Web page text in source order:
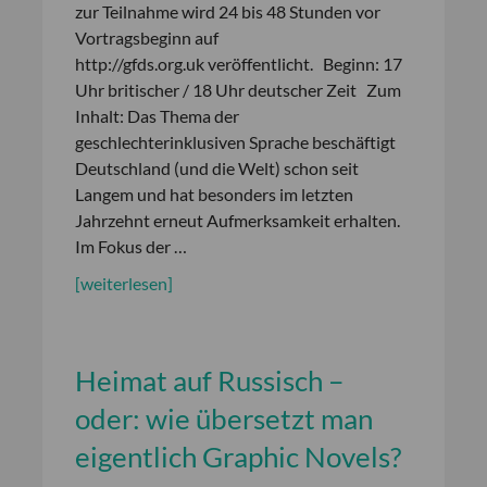
zur Teilnahme wird 24 bis 48 Stunden vor
Vortragsbeginn auf
http://gfds.org.uk veröffentlicht. Beginn: 17
Uhr britischer / 18 Uhr deutscher Zeit Zum
Inhalt: Das Thema der
geschlechterinklusiven Sprache beschäftigt
Deutschland (und die Welt) schon seit
Langem und hat besonders im letzten
Jahrzehnt erneut Aufmerksamkeit erhalten.
Im Fokus der …
[weiterlesen]
Heimat auf Russisch –
oder: wie übersetzt man
eigentlich Graphic Novels?